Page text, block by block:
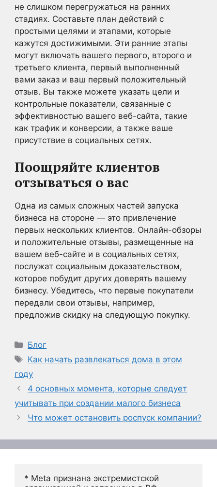
не слишком перегружаться на ранних
стадиях. Составьте план действий с
простыми целями и этапами, которые
кажутся достижимыми. Эти ранние этапы
могут включать вашего первого, второго и
третьего клиента, первый выполненный
вами заказ и ваш первый положительный
отзыв. Вы также можете указать цели и
контрольные показатели, связанные с
эффективностью вашего веб-сайта, такие
как трафик и конверсии, а также ваше
присутствие в социальных сетях.
Поощряйте клиентов
отзываться о вас
Одна из самых сложных частей запуска
бизнеса на стороне — это привлечение
первых нескольких клиентов. Онлайн-обзоры
и положительные отзывы, размещенные на
вашем веб-сайте и в социальных сетях,
послужат социальным доказательством,
которое побудит других доверять вашему
бизнесу. Убедитесь, что первые покупатели
передали свои отзывы, например,
предложив скидку на следующую покупку.
Рубрики
Блог
Метки
Как начать развлекаться дома в этом
году
4 основных момента, которые следует
учитывать при создании малого бизнеса
Что может остановить роспуск компании?
* Meta признана экстремистской